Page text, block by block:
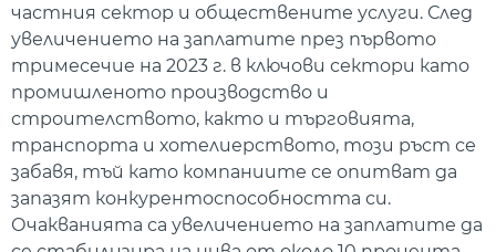
частния сектор и обществените услуги. След
увеличението на заплатите през първото
тримесечие на 2023 г. в ключови сектори като
промишленото производство и
строителството, както и търговията,
транспорта и хотелиерството, този ръст се
забавя, тъй като компаниите се опитват да
запазят конкурентоспособността си.
Очакванията са увеличението на заплатите да